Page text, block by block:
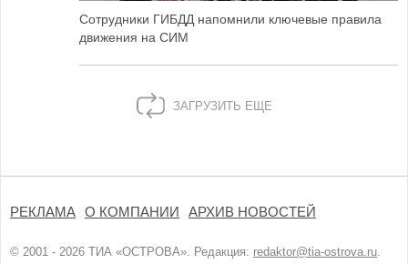
Сотрудники ГИБДД напомнили ключевые правила
движения на СИМ
ЗАГРУЗИТЬ ЕЩЕ
РЕКЛАМА О КОМПАНИИ АРХИВ НОВОСТЕЙ
© 2001 - 2026 ТИА «ОСТРОВА». Редакция: redaktor@tia-ostrova.ru.